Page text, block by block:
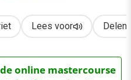
Lees voor Delen
de online mastercourse